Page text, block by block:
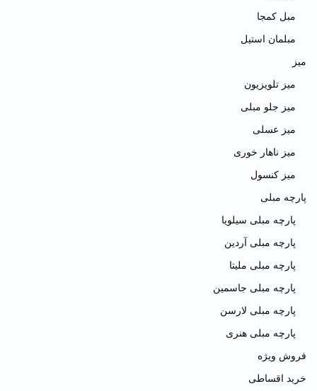
مبل کمجا
مبلمان استیل
میز
میز تلویزیون
میز جلو مبلی
میز عسلی
میز ناهار خوری
میز کنسول
پارچه مبلی
پارچه مبلی سیلویا
پارچه مبلی آردین
پارچه مبلی ملیتا
پارچه مبلی جاسمین
پارچه مبلی لارسن
پارچه مبلی هنری
فروش ویژه
خرید اقساطی